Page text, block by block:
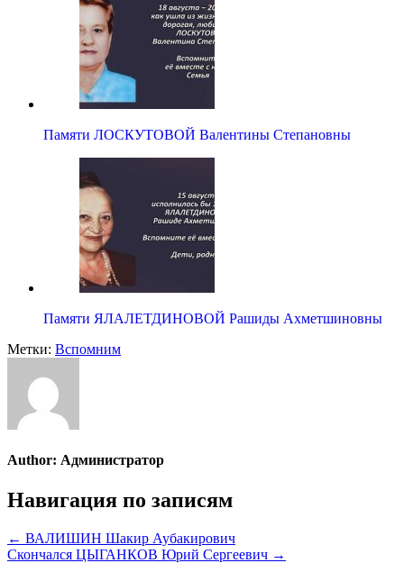
Памяти ЛОСКУТОВОЙ Валентины Степановны
Памяти ЯЛАЛЕТДИНОВОЙ Рашиды Ахметшиновны
Метки: Вспомним
Author: Администратор
Навигация по записям
← ВАЛИШИН Шакир Аубакирович
Скончался ЦЫГАНКОВ Юрий Сергеевич →